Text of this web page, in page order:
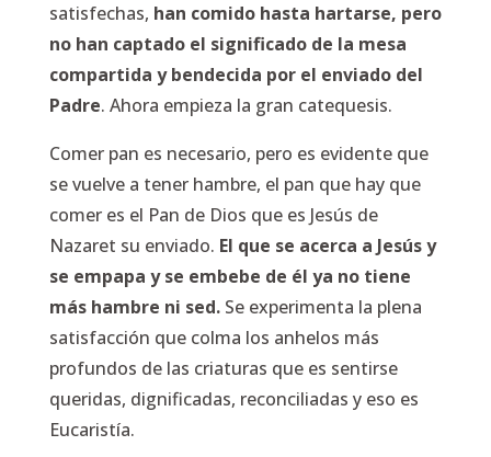
satisfechas, han comido hasta hartarse, pero
no han captado el significado de la mesa
compartida y bendecida por el enviado del
Padre. Ahora empieza la gran catequesis.
Comer pan es necesario, pero es evidente que
se vuelve a tener hambre, el pan que hay que
comer es el Pan de Dios que es Jesús de
Nazaret su enviado. El que se acerca a Jesús y
se empapa y se embebe de él ya no tiene
más hambre ni sed.Se experimenta la plena
satisfacción que colma los anhelos más
profundos de las criaturas que es sentirse
queridas, dignificadas, reconciliadas y eso es
Eucaristía.